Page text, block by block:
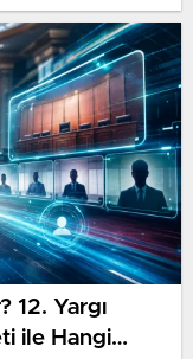
12. Yargı
ile Hangi